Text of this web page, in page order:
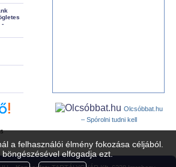
a felhasználói élmény fokozása céljából.
böngészésével elfogadja ezt.
-
Olcsóbbat.hu
– Spórolni tudni kell